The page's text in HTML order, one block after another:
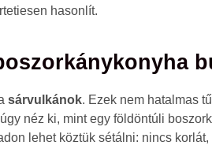
hasonlít.
sárvulkánok. Ezek nem hatalmas
néz ki, mint egy földöntúli
lehet köztük sétálni: nincs